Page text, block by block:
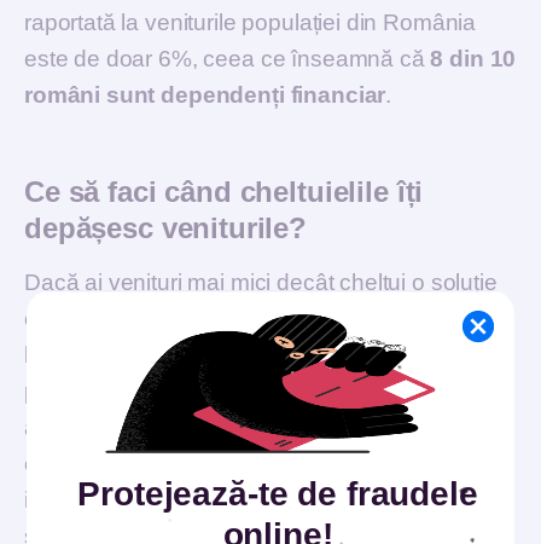
raportată la veniturile populației din România
este de doar 6%, ceea ce înseamnă că8 din 10
români sunt dependenți financiar.
Ce să faci când cheltuielile îți
depășesc veniturile?
Dacă ai venituri mai mici decât cheltui o soluție
este, în opinia lui Iancu Guda, să îți faci un
buget de cheltuieli ca să te organizezi și să știi
pe ce dai banii. Să știi cât dai pe sport în fiecare
an în medie, pe educație, hrană, haine,
concedii, întreținerea ori transport. Este
important să ai acest buget, precum o firmă care
știe pe ce cheltuie și să fii organizat cu
Protejează-te de fraudele
online!